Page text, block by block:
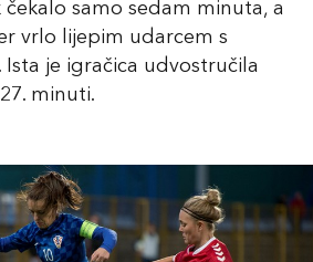
samo sedam minuta, a
vrlo lijepim udarcem s
je igračica udvostručila
minuti.